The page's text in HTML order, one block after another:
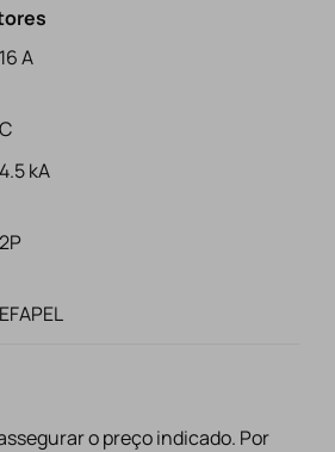
16 A
C
4.5 kA
2P
EFAPEL
o preço indicado. Por